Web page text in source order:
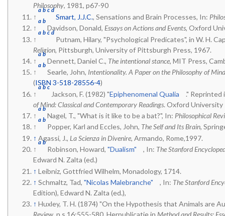
Philosophy, 1981, p67-90
↑
a b c d
Smart, J.J.C., Sensations and Brain Processes, In:
↑
a b
Davidson, Donald, Essays on Actions and Events, Oxford
↑
a b c d
Putnam, Hilary, "Psychological Predicates", in W. H.
Religion, Pittsburgh, University of Pittsburgh Press, 1967.
↑
a b
Dennett, Daniel C., The intentional stance, MIT Press,
↑
a b
Searle, John, Intentionality. A Paper on the Philosophy of Mind
(ISBN 3-518-28556-4)
↑
a b c
Jackson, F. (1982) "Epiphenomenal Qualia
." Reprinted
of Mind: Classical and Contemporary Readings. Oxford University
↑
a b
Nagel, T., "What is it like to be a bat?", In: Philosophical
↑
a b
Popper, Karl and Eccles, John, The Self and Its Brain,
↑ Agassi, J., La Scienza in Divenire, Armando, Rome,1997.
↑
a b
Robinson, Howard, "Dualism" , In: The Stanford
Edward N. Zalta (ed.)
↑ Leibniz, Gottfried Wilhelm, Monadology, 1714.
↑ Schmaltz, Tad, "Nicolas Malebranche" , In: The Stanford
Edition), Edward N. Zalta (ed.),
↑ Huxley, T. H. (1874) "On the Hypothesis that Animals are